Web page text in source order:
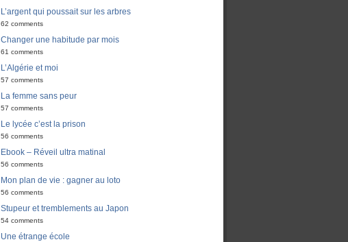
L’argent qui poussait sur les arbres
62 comments
Changer une habitude par mois
61 comments
L’Algérie et moi
57 comments
La femme sans peur
57 comments
Le lycée c’est la prison
56 comments
Ebook – Réveil ultra matinal
56 comments
Mon plan de vie : gagner au loto
56 comments
Stupeur et tremblements au Japon
54 comments
Une étrange école